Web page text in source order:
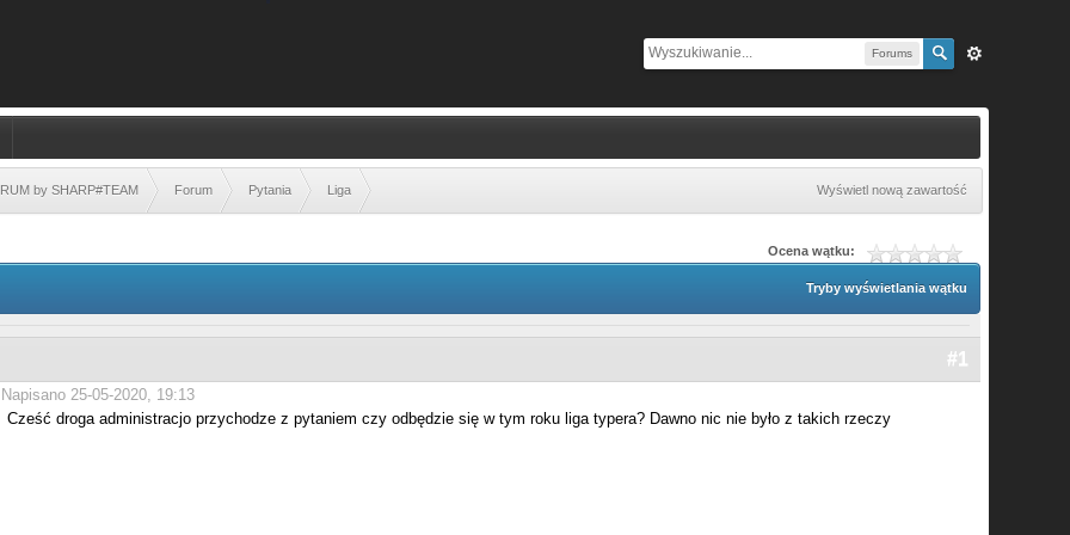
Forums
by SHARP#TEAM Forum Pytania Liga Wyświetl nową zawartość
Ocena wątku:
Tryby wyświetlania wątku
#1
Napisano 25-05-2020, 19:13
Cześć droga administracjo przychodze z pytaniem czy odbędzie się w tym roku liga typera? Dawno nic nie było z takich rzeczy